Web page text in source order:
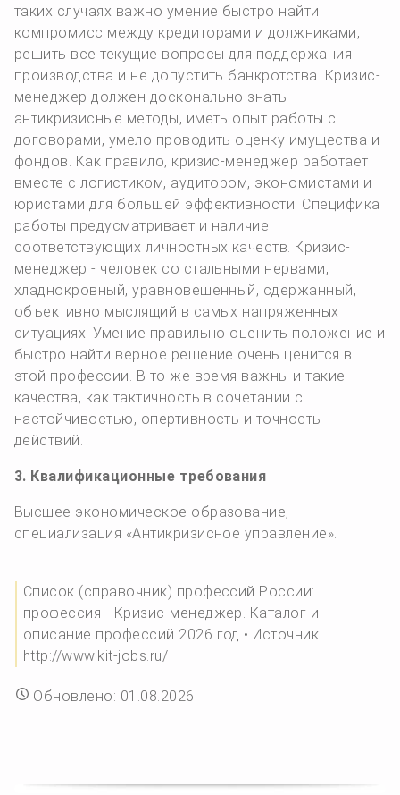
таких случаях важно умение быстро найти
компромисс между кредиторами и должниками,
решить все текущие вопросы для поддержания
производства и не допустить банкротства. Кризис-
менеджер должен досконально знать
антикризисные методы, иметь опыт работы с
договорами, умело проводить оценку имущества и
фондов. Как правило, кризис-менеджер работает
вместе с логистиком, аудитором, экономистами и
юристами для большей эффективности. Специфика
работы предусматривает и наличие
соответствующих личностных качеств. Кризис-
менеджер - человек со стальными нервами,
хладнокровный, уравновешенный, сдержанный,
объективно мыслящий в самых напряженных
ситуациях. Умение правильно оценить положение и
быстро найти верное решение очень ценится в
этой профессии. В то же время важны и такие
качества, как тактичность в сочетании с
настойчивостью, опертивность и точность
действий.
3. Квалификационные требования
Высшее экономическое образование,
специализация «Антикризисное управление».
Список (справочник) профессий России:
профессия - Кризис-менеджер. Каталог и
описание профессий 2026 год • Источник
http://www.kit-jobs.ru/
Обновлено: 01.08.2026